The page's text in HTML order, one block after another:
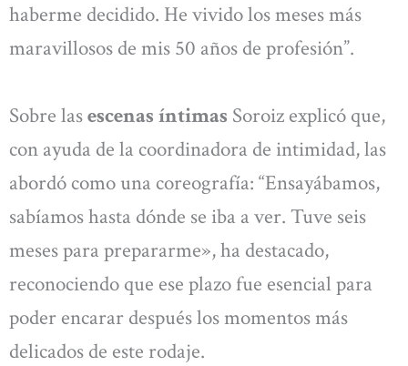
haberme decidido. He vivido los meses más
maravillosos de mis 50 años de profesión”.
Sobre lasescenas íntimas Soroiz explicó que,
con ayuda de la coordinadora de intimidad, las
abordó como una coreografía: “Ensayábamos,
sabíamos hasta dónde se iba a ver. Tuve seis
meses para prepararme», ha destacado,
reconociendo que ese plazo fue esencial para
poder encarar después los momentos más
delicados de este rodaje.